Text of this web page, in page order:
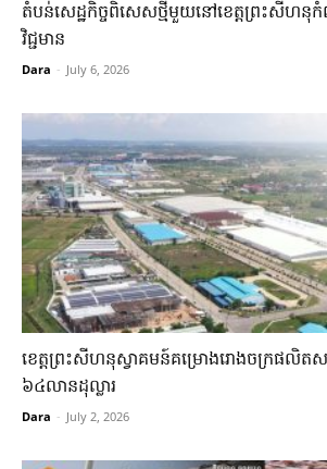
តំបន់សេដ្ឋកិច្ចពិសេស​ថ្មី​មួយ​នៅ​ខេត្តព្រះសីហនុ​កំពុ
វិជ្ជមាន​
Dara - July 6, 2026
ខេត្តព្រះសីហនុ​ស្វាគមន៍​គម្រោង​រោងចក្រ​ផលិត​
៦៤​លាន​ដុល្លារ​
Dara - July 2, 2026